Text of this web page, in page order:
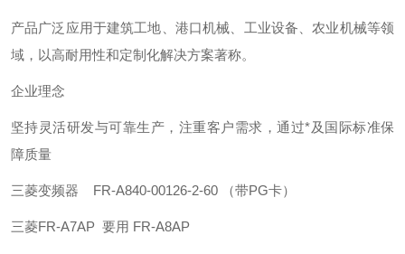
产品广泛应用于建筑工地、港口机械、工业设备、农业机械等领
域，以高耐用性和定制化解决方案著称。 ‌
企业理念
坚持灵活研发与可靠生产，注重客户需求，通过*及国际标准保
障质量
三菱变频器 FR-A840-00126-2-60 （带PG卡）
三菱FR-A7AP 要用 FR-A8AP